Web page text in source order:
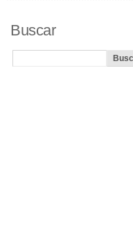
Buscar